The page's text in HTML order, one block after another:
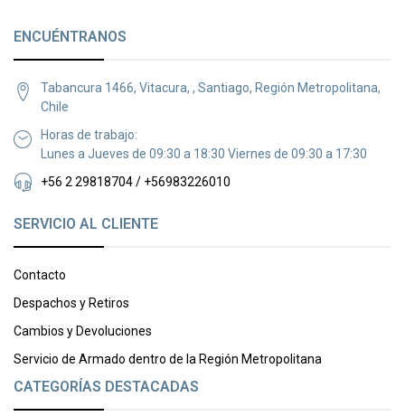
ENCUÉNTRANOS
Tabancura 1466, Vitacura, , Santiago, Región Metropolitana,
Chile
Horas de trabajo:
Lunes a Jueves de 09:30 a 18:30 Viernes de 09:30 a 17:30
+56 2 29818704 / +56983226010
SERVICIO AL CLIENTE
Contacto
Despachos y Retiros
Cambios y Devoluciones
Servicio de Armado dentro de la Región Metropolitana
CATEGORÍAS DESTACADAS